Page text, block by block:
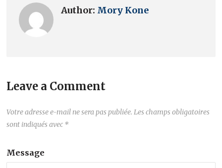
Author: Mory Kone
Leave a Comment
Votre adresse e-mail ne sera pas publiée. Les champs obligatoires
sont indiqués avec *
Message